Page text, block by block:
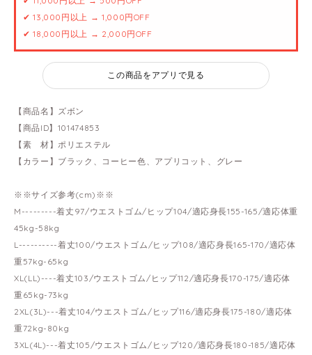
✔ 13,000円以上 → 1,000円OFF
✔ 18,000円以上 → 2,000円OFF
この商品をアプリで見る
【商品名】ズボン
【商品ID】101474853
【素 材】ポリエステル
【カラー】ブラック、コーヒー色、アプリコット、グレー
※※サイズ参考(cm)※※
M---------着丈97/ウエストゴム/ヒップ104/適応身長155-165/適応体重
45kg-58kg
L----------着丈100/ウエストゴム/ヒップ108/適応身長165-170/適応体
重57kg-65kg
XL(LL)----着丈103/ウエストゴム/ヒップ112/適応身長170-175/適応体
重65kg-73kg
2XL(3L)---着丈104/ウエストゴム/ヒップ116/適応身長175-180/適応体
重72kg-80kg
3XL(4L)---着丈105/ウエストゴム/ヒップ120/適応身長180-185/適応体